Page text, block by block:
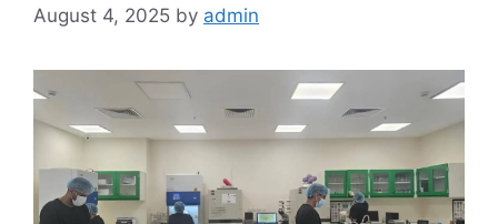
August 4, 2025 by admin